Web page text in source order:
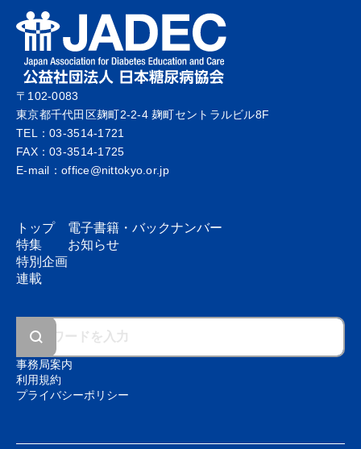
65巻12号
2025年12月号
糖尿病と便秘 〜おなかの調子から分かる体の
サイン〜
特集1
更年期と糖尿病
特集2
「食欲の秋」を楽しみながら健康を保つ食事
〒102-0083
東京都千代田区麹町2-2-4 麹町セントラルビル8F
TEL：03-3514-1721
FAX：03-3514-1725
E-mail：office@nittokyo.or.jp
トップ
特集
特別企画
連載
電子書籍・ バックナンバー
お知らせ
事務局案内
利用規約
プライバシーポリシー